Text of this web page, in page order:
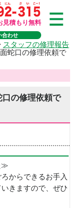
見積もり無料
合わせ
スタッフの修理報告
蛇口の修理依頼で
の修理依頼で
≫
からできるお手入
きますので、ぜひ